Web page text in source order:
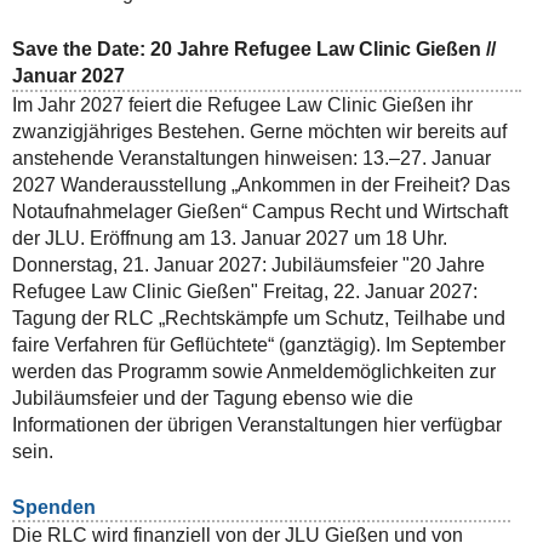
Save the Date: 20 Jahre Refugee Law Clinic Gießen //
Januar 2027
Im Jahr 2027 feiert die Refugee Law Clinic Gießen ihr
zwanzigjähriges Bestehen. Gerne möchten wir bereits auf
anstehende Veranstaltungen hinweisen: 13.–27. Januar
2027 Wanderausstellung „Ankommen in der Freiheit? Das
Notaufnahmelager Gießen“ Campus Recht und Wirtschaft
der JLU. Eröffnung am 13. Januar 2027 um 18 Uhr.
Donnerstag, 21. Januar 2027: Jubiläumsfeier "20 Jahre
Refugee Law Clinic Gießen" Freitag, 22. Januar 2027:
Tagung der RLC „Rechtskämpfe um Schutz, Teilhabe und
faire Verfahren für Geflüchtete“ (ganztägig). Im September
werden das Programm sowie Anmeldemöglichkeiten zur
Jubiläumsfeier und der Tagung ebenso wie die
Informationen der übrigen Veranstaltungen hier verfügbar
sein.
Spenden
Die RLC wird finanziell von der JLU Gießen und von